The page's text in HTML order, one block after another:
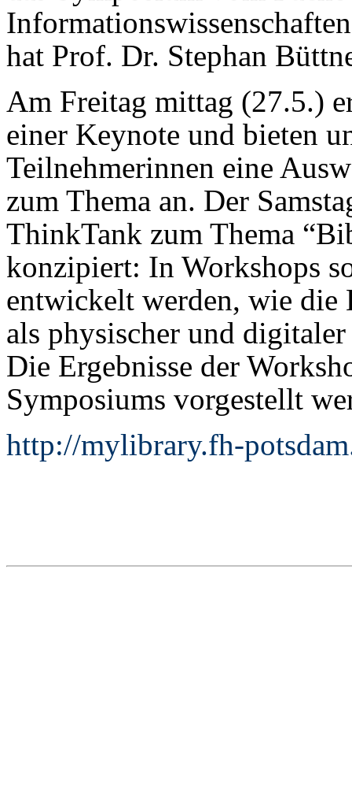
hat Prof. Dr. Stephan
Am Freitag mittag (27.5.)
einer Keynote und bieten
Teilnehmerinnen eine
zum Thema an. Der
ThinkTank zum Thema
konzipiert: In Workshops
entwickelt werden, wie
als physischer und
Die Ergebnisse der
Symposiums vorgestellt
http://mylibrary.fh-